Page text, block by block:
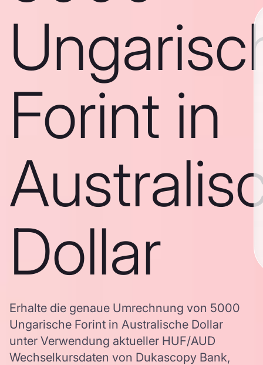
Forint in
Dollar
Erhalte die genaue Umrechnung von 5000
Ungarische Forint in Australische Dollar
unter Verwendung aktueller HUF/AUD
Wechselkursdaten von Dukascopy Bank,